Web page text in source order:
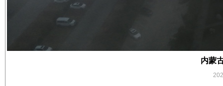
内蒙